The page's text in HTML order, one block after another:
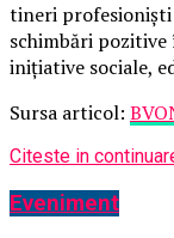
tineri profesioniști
schimbări
inițiative sociale,
Sursa articol:
Citeste in
Eveniment